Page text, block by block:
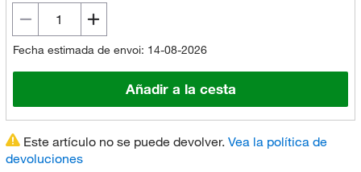
Fecha estimada de envoi: 14-08-2026
Añadir a la cesta
Este artículo no se puede devolver. Vea la política de
devoluciones